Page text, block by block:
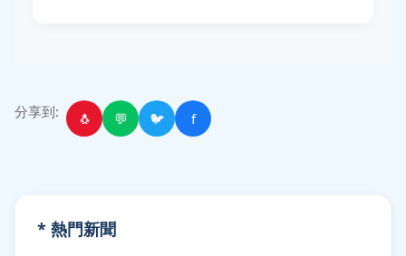
分享到: 🐧 💬 🐦 f
* 熱門新聞